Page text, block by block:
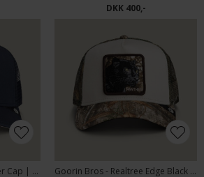
DKK 400,-
Goorin Bros - Bear Trucker Cap | Kasket Edge
Goorin Bros - Realtree Edge Black Panther Cap | Kasket Camouflage